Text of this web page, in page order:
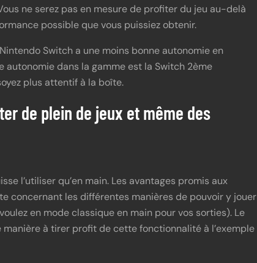
ne serez pas en mesure de profiter du jeu au-delà
possible que vous puissiez obtenir.
Switch a une moins bonne autonomie en
autonomie dans la gamme est la Switch 2ème
plus attentif à la boîte.
de plein de jeux et même des
l’utiliser qu’en main. Les avantages promis aux
concernant les différentes manières de pouvoir y jouer
en mode classique en main pour vos sorties). Le
à tirer profit de cette fonctionnalité à l’exemple